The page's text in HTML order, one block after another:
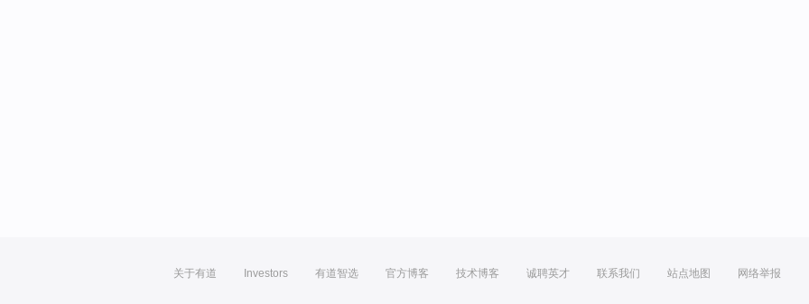
关于有道 Investors 有道智选 官方博客 技术博客 诚聘英才 联系我们 站点地图 网络举报